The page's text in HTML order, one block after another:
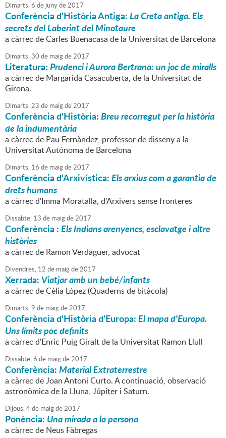
Dimarts,6 de junyde2017
Conferència d'Història Antiga:La Creta antiga. Els
secrets del Laberint del Minotaure
a càrrec de Carles Buenacasa de la Universitat de Barcelona
Dimarts,30 de maigde2017
Literatura:Prudenci i Aurora Bertrana: un joc de miralls
a càrrec de Margarida Casacuberta, de la Universitat de
Girona.
Dimarts,23 de maigde2017
Conferència d'Història:Breu recorregut per la història
de la indumentària
a càrrec de Pau Fernàndez, professor de disseny a la
Universitat Autònoma de Barcelona
Dimarts, 16 de maigde2017
Conferència d'Arxivística:Els arxius com a garantia de
drets humans
a càrrec d'Imma Moratalla, d'Arxivers sense fronteres
Dissabte, 13 de maigde2017
Conferència :Els Indians arenyencs, esclavatge i altre
històries
a càrrec de Ramon Verdaguer, advocat
Divendres, 12 de maigde2017
Xerrada: Viatjar amb un bebé/infants
a càrrec de Cèlia López (Quaderns de bitàcola)
Dimarts,9 de maigde2017
Conferència d'Història d'Europa:El mapa d'Europa.
Uns límits poc definits
a càrrec d'Enric Puig Giralt de la Universitat Ramon Llull
Dissabte,6 de maigde2017
Conferència:Material Extraterrestre
a càrrec de Joan Antoni Curto. A continuació, observació
astronòmica de la Lluna, Júpiter i Saturn.
Dijous,4de maigde2017
Ponència: Una mirada a la persona
a càrrec de Neus Fàbregas